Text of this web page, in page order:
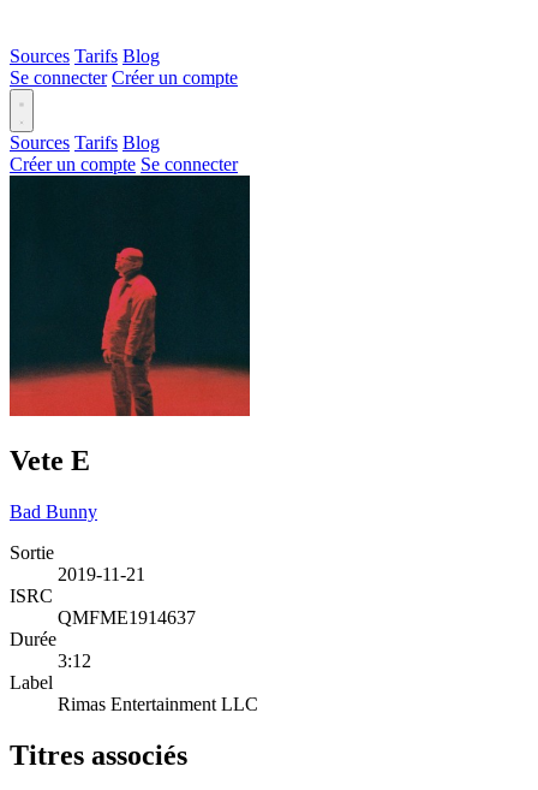
Sources Tarifs Blog
Se connecter Créer un compte
Sources Tarifs Blog
Créer un compte Se connecter
Vete E
Bad Bunny
Sortie
2019-11-21
ISRC
QMFME1914637
Durée
3:12
Label
Rimas Entertainment LLC
Titres associés